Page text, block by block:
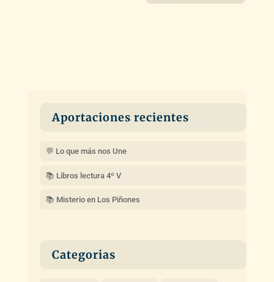
Aportaciones recientes
💬 Lo que más nos Une
📚 Libros lectura 4º V
📚 Misterio en Los Piñones
Categorias